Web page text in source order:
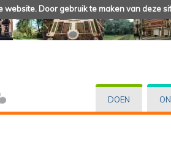
Door gebruik te maken van deze
DOEN